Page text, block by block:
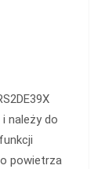
należy do
powietrza